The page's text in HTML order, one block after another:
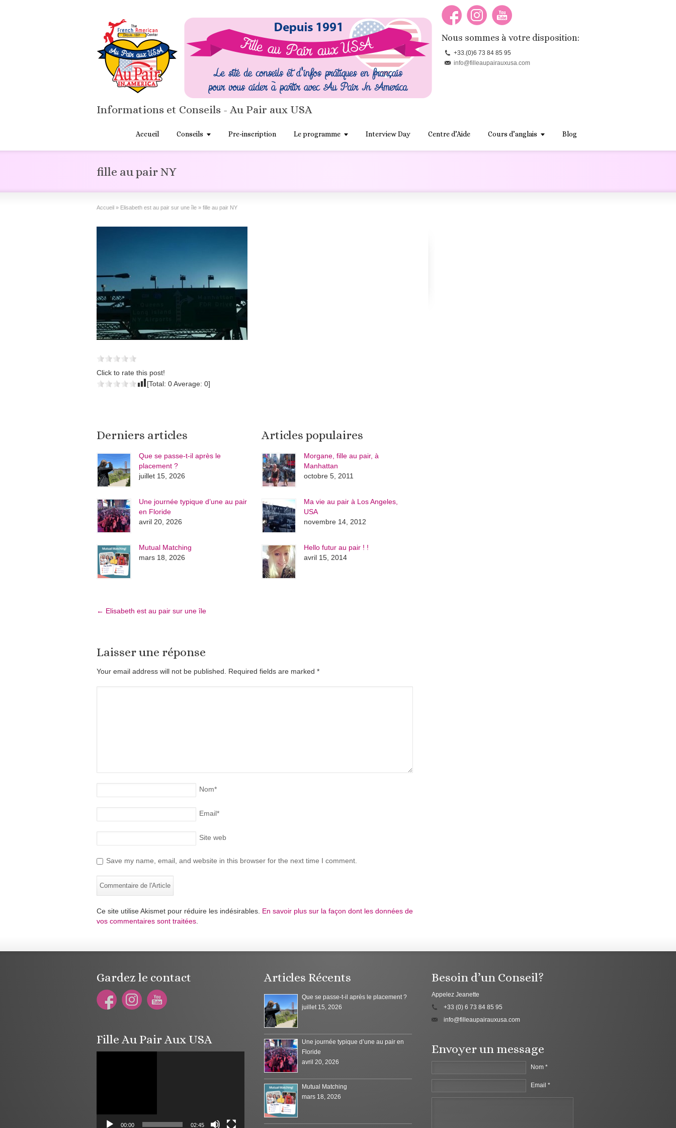
Informations et Conseils - Au Pair aux USA
Nous sommes à votre disposition:
+33.(0)6 73 84 85 95
info@filleaupairauxusa.com
Accueil Conseils Pre-inscription Le programme Interview Day Centre d’Aide Cours d’anglais Blog
fille au pair NY
Accueil » Elisabeth est au pair sur une île » fille au pair NY
Click to rate this post!
[Total: 0Average: 0]
Derniers articles
Que se passe-t-il après le
placement ?
juillet 15, 2026
Une journée typique d’une au pair
en Floride
avril 20, 2026
Mutual Matching
mars 18, 2026
Articles populaires
Morgane, fille au pair, à
Manhattan
octobre 5, 2011
Ma vie au pair à Los Angeles,
USA
novembre 14, 2012
Hello futur au pair ! !
avril 15, 2014
← Elisabeth est au pair sur une île
Laisser une réponse
Your email address will not be published. Required fields are marked *
Nom*
Email*
Site web
Save my name, email, and website in this browser for the next time I comment.
Ce site utilise Akismet pour réduire les indésirables. En savoir plus sur la façon dont les données de
vos commentaires sont traitées
Gardez le contact
Fille Au Pair Aux USA
00:00 02:45
Articles Récents
Que se passe-t-il après le placement ?
juillet 15, 2026
Une journée typique d’une au pair en
Floride
avril 20, 2026
Mutual Matching
mars 18, 2026
Besoin d’un Conseil?
Appelez Jeanette
+33 (0) 6 73 84 85 95
info@filleaupairauxusa.com
Envoyer un message
Nom *
Email *